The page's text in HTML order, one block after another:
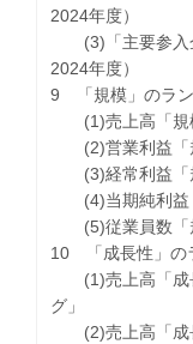
2024年度）
(3)「主要参入
2024年度）
9 「規模」のラン
(1)売上高「規
(2)営業利益「
(3)経常利益「
(4)当期純利益「
(5)従業員数「
10 「成長性」の
(1)売上高「成
グ」
(2)売上高「成